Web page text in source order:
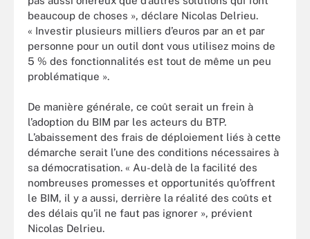
beaucoup de choses », déclare Nicolas Delrieu.
« Investir plusieurs milliers d’euros par an et par
personne pour un outil dont vous utilisez moins de
5 % des fonctionnalités est tout de même un peu
problématique ».
De manière générale, ce coût serait un frein à
l’adoption du BIM par les acteurs du BTP.
L’abaissement des frais de déploiement liés à cette
démarche serait l’une des conditions nécessaires à
sa démocratisation. « Au-delà de la facilité des
nombreuses promesses et opportunités qu’offrent
le BIM, il y a aussi, derrière la réalité des coûts et
des délais qu’il ne faut pas ignorer », prévient
Nicolas Delrieu.